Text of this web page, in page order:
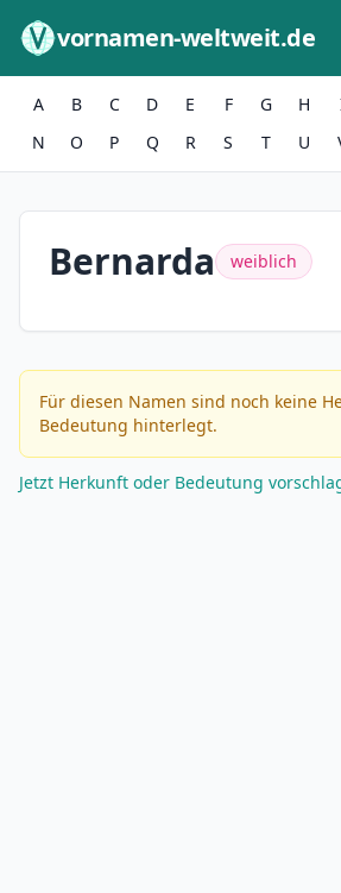
vornamen-weltweit.de
A B C D E F G H
N
O P Q R S T U
Bernarda weiblich
Für diesen Namen sind noch keine
Bedeutung hinterlegt.
Jetzt Herkunft oder Bedeutung